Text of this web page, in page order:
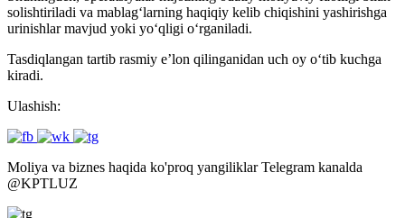
solishtiriladi va mablag‘larning haqiqiy kelib chiqishini yashirishga
urinishlar mavjud yoki yo‘qligi o‘rganiladi.
Tasdiqlangan tartib rasmiy e’lon qilinganidan uch oy o‘tib kuchga
kiradi.
Ulashish:
Moliya va biznes haqida ko'proq yangiliklar Telegram kanalda
@KPTLUZ